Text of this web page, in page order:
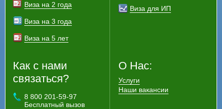
Виза на 2 года
Виза на 3 года
Виза на 5 лет
Виза для ИП
Как с нами
связаться?
8 800 201-59-97
Бесплатный вызов
О Нас:
Услуги
Наши вакансии